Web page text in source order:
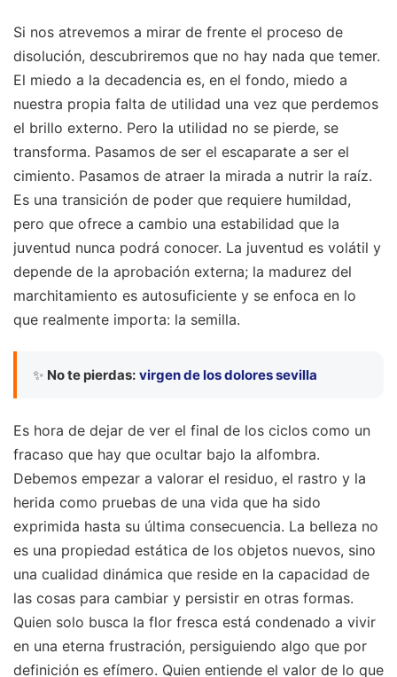
Si nos atrevemos a mirar de frente el proceso de
disolución, descubriremos que no hay nada que temer.
El miedo a la decadencia es, en el fondo, miedo a
nuestra propia falta de utilidad una vez que perdemos
el brillo externo. Pero la utilidad no se pierde, se
transforma. Pasamos de ser el escaparate a ser el
cimiento. Pasamos de atraer la mirada a nutrir la raíz.
Es una transición de poder que requiere humildad,
pero que ofrece a cambio una estabilidad que la
juventud nunca podrá conocer. La juventud es volátil y
depende de la aprobación externa; la madurez del
marchitamiento es autosuficiente y se enfoca en lo
que realmente importa: la semilla.
✨ No te pierdas: virgen de los dolores sevilla
Es hora de dejar de ver el final de los ciclos como un
fracaso que hay que ocultar bajo la alfombra.
Debemos empezar a valorar el residuo, el rastro y la
herida como pruebas de una vida que ha sido
exprimida hasta su última consecuencia. La belleza no
es una propiedad estática de los objetos nuevos, sino
una cualidad dinámica que reside en la capacidad de
las cosas para cambiar y persistir en otras formas.
Quien solo busca la flor fresca está condenado a vivir
en una eterna frustración, persiguiendo algo que por
definición es efímero. Quien entiende el valor de lo que